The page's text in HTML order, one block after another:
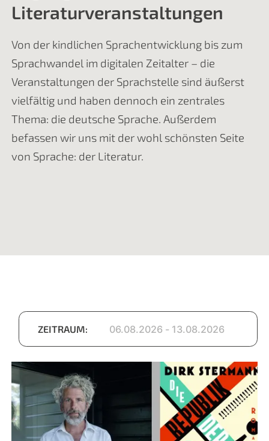
Literaturveranstaltungen
Von der kindlichen Sprachentwicklung bis zum
Sprachwandel im digitalen Zeitalter – die
Veranstaltungen der Sprachstelle sind äußerst
vielfältig und haben dennoch ein zentrales
Thema: die deutsche Sprache. Außerdem
befassen wir uns mit der wohl schönsten Seite
von Sprache: der Literatur.
ZEITRAUM: